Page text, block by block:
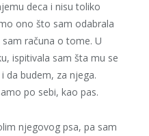
deca i nisu toliko
ono što sam odabrala
računa o tome. U
ispitivala sam šta mu se
da budem, za njega.
po sebi, kao pas.
njegovog psa, pa sam